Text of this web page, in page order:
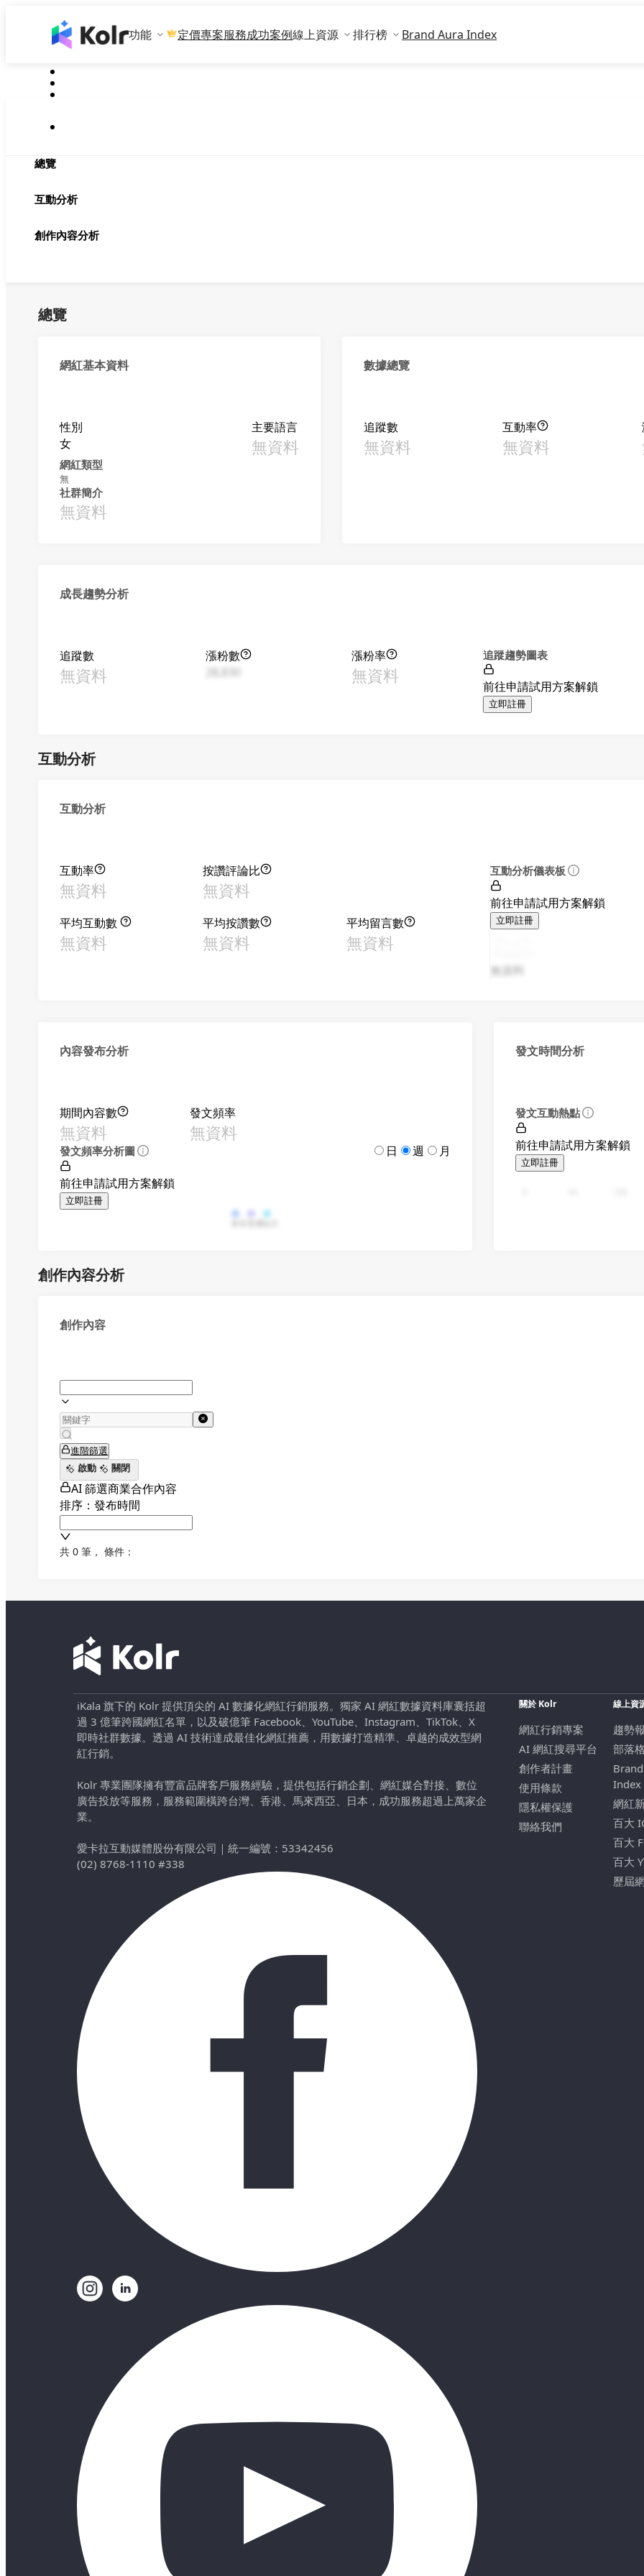
功能 定價專案服務成功案例線上資源 排行榜 Brand Aura Index
總覽
互動分析
創作內容分析
總覽
網紅基本資料
性別
女
主要語言
無資料
網紅類型
無
社群簡介
無資料
數據總覽
追蹤數
無資料
互動率
無資料
成長趨勢分析
追蹤數
無資料
漲粉數
漲粉率
無資料
追蹤趨勢圖表
前往申請試用方案解鎖
立即註冊
互動分析
互動分析
互動率
無資料
按讚評論比
無資料
平均互動數
無資料
平均按讚數
無資料
平均留言數
無資料
互動分析儀表板
前往申請試用方案解鎖
立即註冊
無資料
內容發布分析
期間內容數
無資料
發文頻率
無資料
發文頻率分析圖 日 週 月
前往申請試用方案解鎖
立即註冊
發文時間分析
發文互動熱點
前往申請試用方案解鎖
立即註冊
創作內容分析
創作內容
進階篩選
啟動
關閉
AI 篩選商業合作內容
排序：發布時間
共 0 筆 ， 條件：
iKala 旗下的 Kolr 提供頂尖的 AI 數據化網紅行銷服務。獨家 AI 網紅數據資料庫囊括超
過 3 億筆跨國網紅名單，以及破億筆 Facebook、YouTube、Instagram、TikTok、X
即時社群數據。透過 AI 技術達成最佳化網紅推薦，用數據打造精準、卓越的成效型網
紅行銷。
Kolr 專業團隊擁有豐富品牌客戶服務經驗，提供包括行銷企劃、網紅媒合對接、數位
廣告投放等服務，服務範圍橫跨台灣、香港、馬來西亞、日本，成功服務超過上萬家企
業。
愛卡拉互動媒體股份有限公司 ｜ 統一編號：53342456
(02) 8768-1110 #338
關於 Kolr
網紅行銷專案
AI 網紅搜尋平台
創作者計畫
使用條款
隱私權保護
聯絡我們
線上資
趨勢
部落格
Index
網紅
百大
百大
百大
歷屆